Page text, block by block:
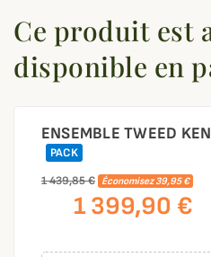
Ce produit est
disponible en
ENSEMBLE TWEED
PACK
1 439,85 €
Économisez 39,95 €
1 399,90 €